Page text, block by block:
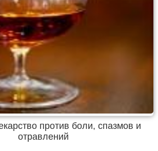
против боли, спазмов и
отравлений